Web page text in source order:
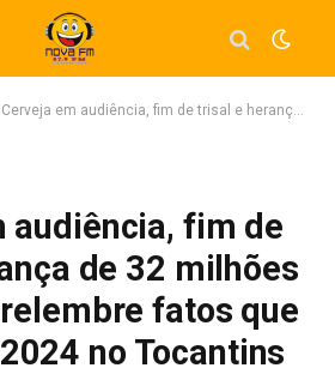
Cerveja em audiência, fim de trisal e herança de 32 milhões sem valor: relembre fatos que marcaram 2024 no Tocantins
audiência, fim de
de 32 milhões
fatos que
no Tocantins